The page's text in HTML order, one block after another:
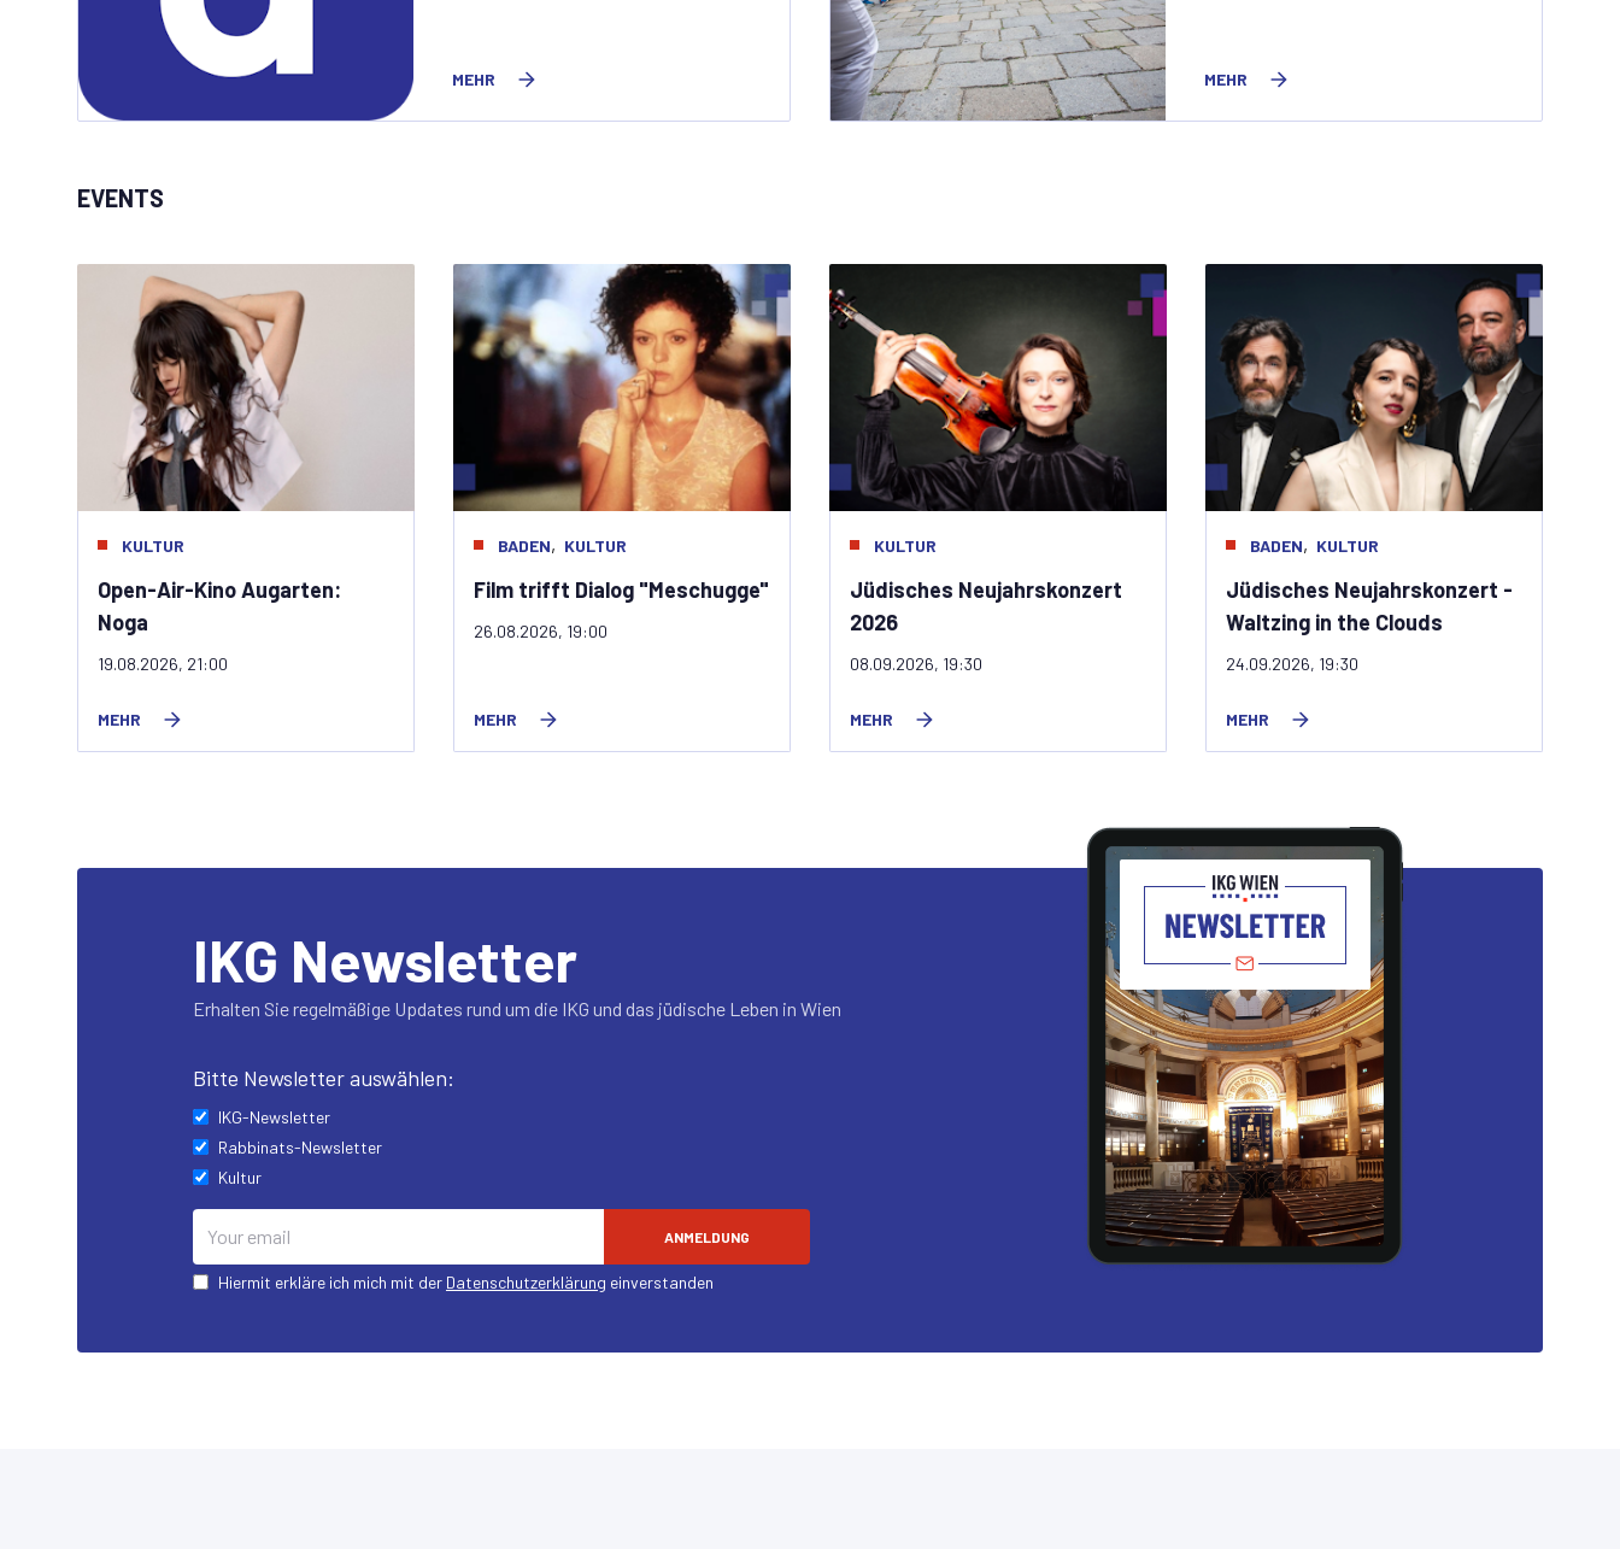
MEHR MEHR
EVENTS
KULTUR
Open-Air-Kino Augarten:
Noga
19.08.2026, 21:00
MEHR
BADEN, KULTUR
Film trifft Dialog "Meschugge"
26.08.2026, 19:00
MEHR
KULTUR
Jüdisches Neujahrskonzert
2026
08.09.2026, 19:30
MEHR
BADEN, KULTUR
Jüdisches Neujahrskonzert -
Waltzing in the Clouds
24.09.2026, 19:30
MEHR
IKG Newsletter
Erhalten Sie regelmäßige Updates rund um die IKG und das jüdische Leben in Wien
Bitte Newsletter auswählen:
IKG-Newsletter
Rabbinats-Newsletter
Kultur
ANMELDUNG
Hiermit erkläre ich mich mit der Datenschutzerklärung einverstanden